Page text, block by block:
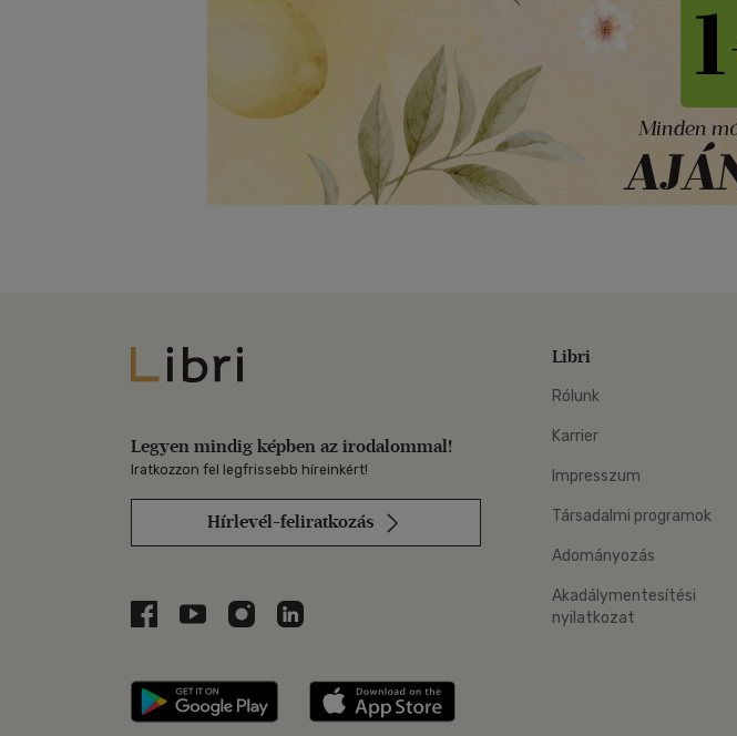
Libri
Legyen mindig képben az irodalommal!
Iratkozzon fel legfrissebb híreinkért!
Hírlevél-feliratkozás
Libri a Facebookon
Libri a Youtube-on
Libri az Instagramon
Libri a LinkedInen
Libri applikáció Szerezd meg: Google Play
Libri
Rólunk
Karrier
Impresszum
Társadalmi programok
Adományozás
Akadálymentesítési
nyilatkozat